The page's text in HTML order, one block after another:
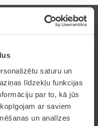
saturu un
līdzekļu funkcijas
par to, kā jūs
ar saviem
un analīzes
avīzi